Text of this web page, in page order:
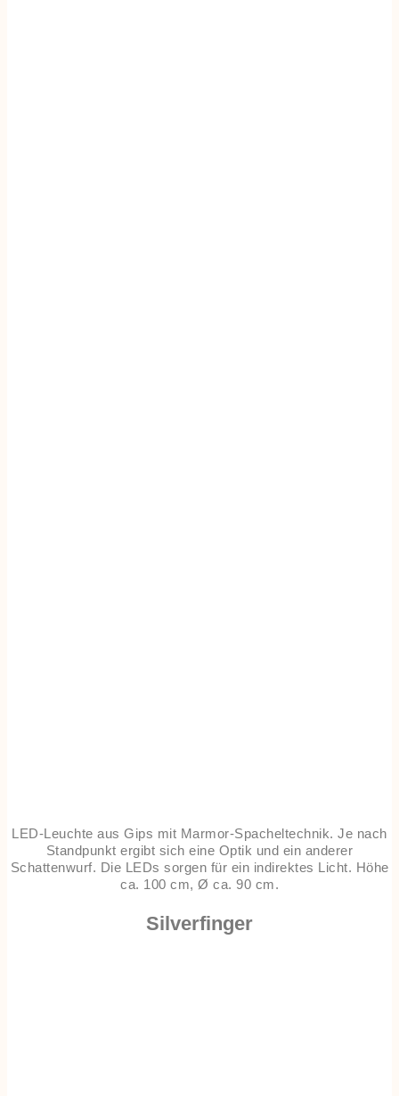
LED-Leuchte aus Gips mit Marmor-Spacheltechnik. Je nach
Standpunkt ergibt sich eine Optik und ein anderer
Schattenwurf. Die LEDs sorgen für ein indirektes Licht. Höhe
ca. 100 cm, Ø ca. 90 cm.
Silverfinger